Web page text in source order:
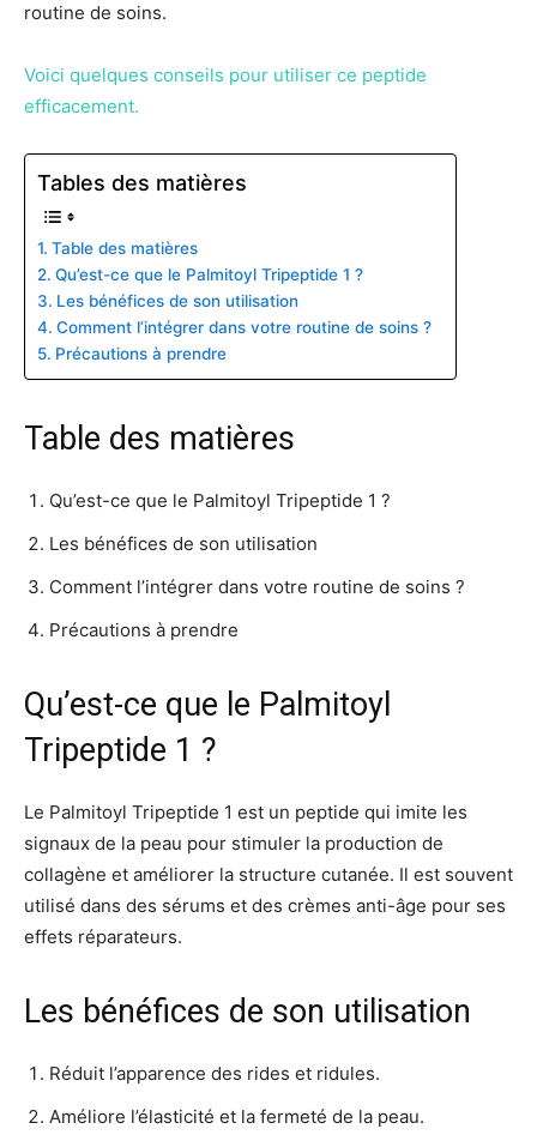
routine de soins.
Voici quelques conseils pour utiliser ce peptide
efficacement.
Tables des matières
Table des matières
Qu’est-ce que le Palmitoyl Tripeptide 1 ?
Les bénéfices de son utilisation
Comment l’intégrer dans votre routine de soins ?
Précautions à prendre
Table des matières
Qu’est-ce que le Palmitoyl Tripeptide 1 ?
Les bénéfices de son utilisation
Comment l’intégrer dans votre routine de soins ?
Précautions à prendre
Qu’est-ce que le Palmitoyl
Tripeptide 1 ?
Le Palmitoyl Tripeptide 1 est un peptide qui imite les
signaux de la peau pour stimuler la production de
collagène et améliorer la structure cutanée. Il est souvent
utilisé dans des sérums et des crèmes anti-âge pour ses
effets réparateurs.
Les bénéfices de son utilisation
Réduit l’apparence des rides et ridules.
Améliore l’élasticité et la fermeté de la peau.